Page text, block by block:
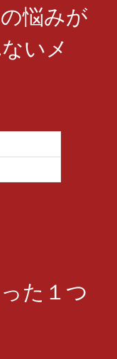
悩みが
いメ
た１つ